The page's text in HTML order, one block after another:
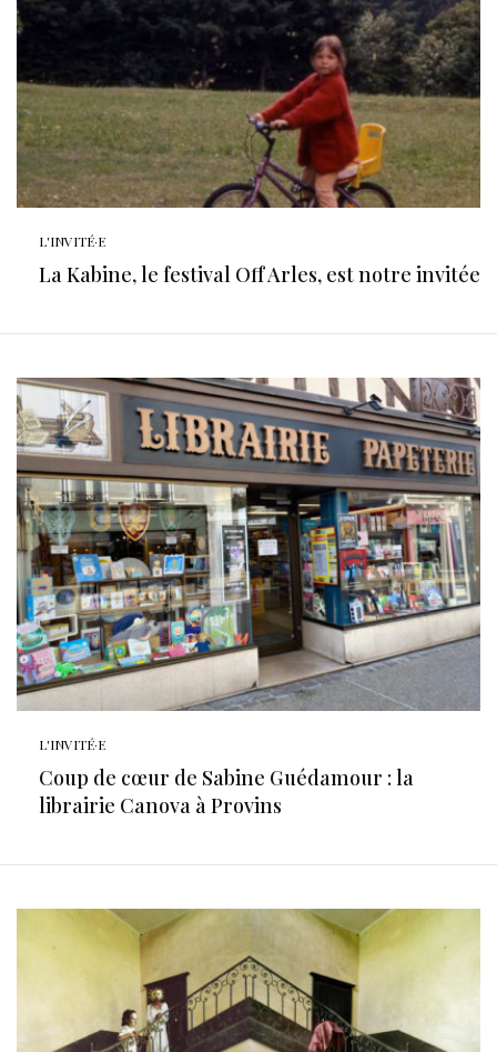
L'INVITÉ·E
La Kabine, le festival Off Arles, est notre invitée
L'INVITÉ·E
Coup de cœur de Sabine Guédamour : la
librairie Canova à Provins